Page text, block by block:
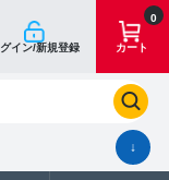
グイン/新規登録
0
カート
↓
購入履歴
寸法単位 [mm]
寸法単位 [mm]